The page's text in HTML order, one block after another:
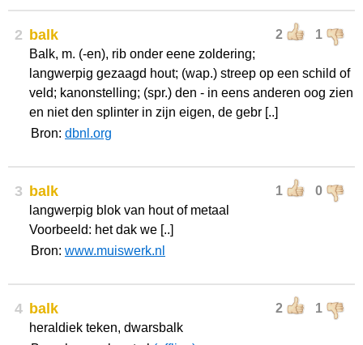
2 2 1
balk
Balk, m. (-en), rib onder eene zoldering;
langwerpig gezaagd hout; (wap.) streep op een schild of
veld; kanonstelling; (spr.) den - in eens anderen oog zien
en niet den splinter in zijn eigen, de gebr [..]
Bron: dbnl.org
3 1 0
balk
langwerpig blok van hout of metaal
Voorbeeld: het dak we [..]
Bron: www.muiswerk.nl
4 2 1
balk
heraldiek teken, dwarsbalk